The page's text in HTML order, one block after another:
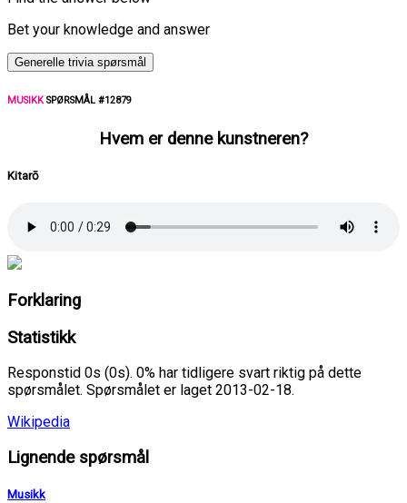
Bet your knowledge and answer
Generelle trivia spørsmål
MUSIKKSPØRSMÅL #12879
Hvem er denne kunstneren?
Kitarō
Forklaring
Statistikk
Responstid 0s (0s). 0% har tidligere svart riktig på dette
spørsmålet. Spørsmålet er laget 2013-02-18.
Wikipedia
Lignende spørsmål
Musikk